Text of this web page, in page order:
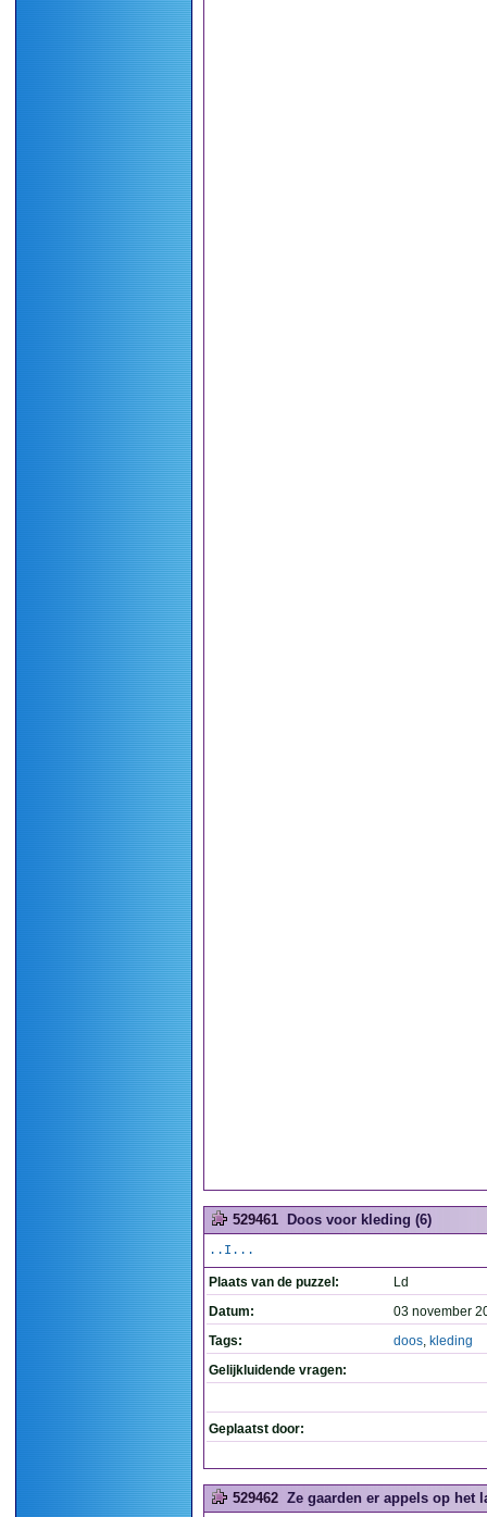
529461 Doos voor kleding (6)
..I...
Plaats van de puzzel:
Ld
Datum:
03 november
Tags:
doos, kleding
Gelijkluidende vragen:
Geplaatst door:
529462 Ze gaarden er appels op het